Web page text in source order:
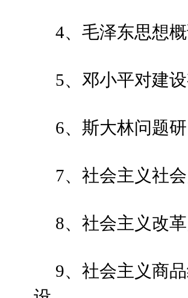
4、毛泽东思想
5、邓小平对建
6、斯大林问题
7、社会主义社
8、社会主义改
9、社会主义商